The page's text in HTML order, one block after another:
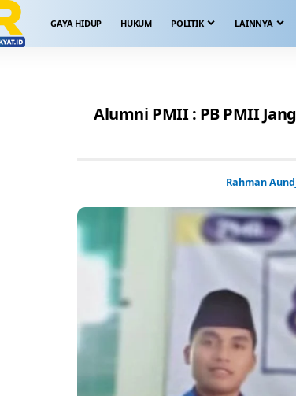
GAYA HIDUP HUKUM POLITIK LAINNYA
Alumni PMII : PB PMII
Rahman